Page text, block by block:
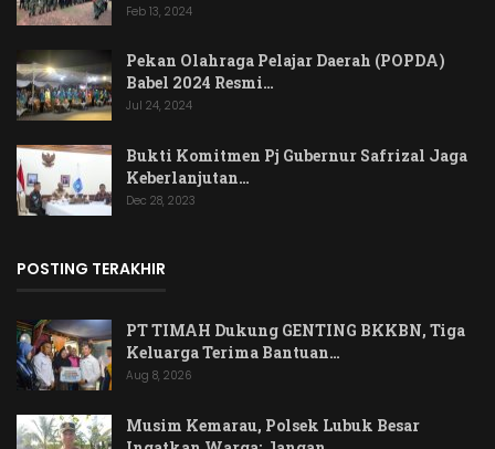
Feb 13, 2024
Pekan Olahraga Pelajar Daerah (POPDA)
Babel 2024 Resmi…
Jul 24, 2024
Bukti Komitmen Pj Gubernur Safrizal Jaga
Keberlanjutan…
Dec 28, 2023
POSTING TERAKHIR
PT TIMAH Dukung GENTING BKKBN, Tiga
Keluarga Terima Bantuan…
Aug 8, 2026
Musim Kemarau, Polsek Lubuk Besar